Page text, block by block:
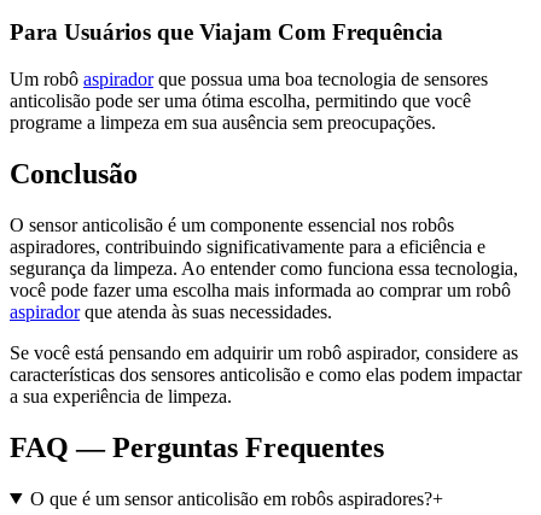
Para Usuários que Viajam Com Frequência
Um robô aspiradorque possua uma boa tecnologia de sensores
anticolisão pode ser uma ótima escolha, permitindo que você
programe a limpeza em sua ausência sem preocupações.
Conclusão
O sensor anticolisão é um componente essencial nos robôs
aspiradores, contribuindo significativamente para a eficiência e
segurança da limpeza. Ao entender como funciona essa tecnologia,
você pode fazer uma escolha mais informada ao comprar um robô
aspiradorque atenda às suas necessidades.
Se você está pensando em adquirir um robô aspirador, considere as
características dos sensores anticolisão e como elas podem impactar
a sua experiência de limpeza.
FAQ — Perguntas Frequentes
O que é um sensor anticolisão em robôs aspiradores?+